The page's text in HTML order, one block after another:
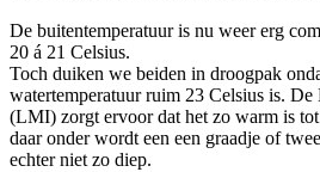
De buitentemperatuur is nu weer erg
20 á 21 Celsius.
Toch duiken we beiden in droogpak
watertemperatuur ruim 23 Celsius is.
(LMI) zorgt ervoor dat het zo warm is
daar onder wordt een een graadje of
echter niet zo diep.